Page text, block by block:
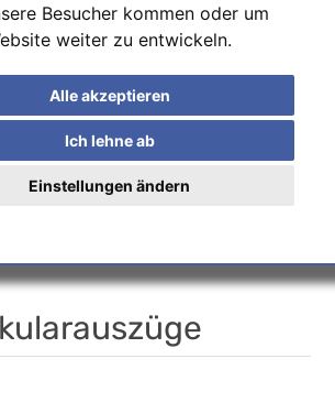
Besucher kommen oder um
weiter zu entwickeln.
Alle akzeptieren
Ich lehne ab
Einstellungen ändern
/ Mechanisches Zubehör
/